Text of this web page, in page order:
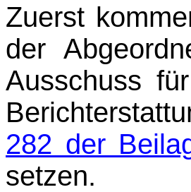
Zuerst
der
Ausschuss
282 der
setzen.